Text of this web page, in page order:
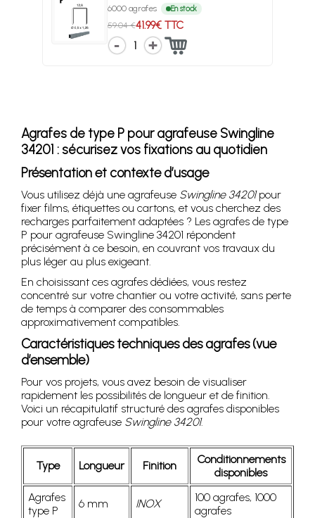
6000 agrafes En stock
59.04 €41.99€ TTC
1
Agrafes de type P pour agrafeuse Swingline
34201 : sécurisez vos fixations au quotidien
Présentation et contexte d’usage
Vous utilisez déjà une agrafeuse Swingline 34201pour
fixer films, étiquettes ou cartons, et vous cherchez des
recharges parfaitement adaptées ? Les agrafes de type
P pour agrafeuse Swingline 34201 répondent
précisément à ce besoin, en couvrant vos travaux du
plus léger au plus exigeant.
En choisissant ces agrafes dédiées, vous restez
concentré sur votre chantier ou votre activité, sans perte
de temps à comparer des consommables
approximativement compatibles.
Caractéristiques techniques des agrafes (vue
d’ensemble)
Pour vos projets, vous avez besoin de visualiser
rapidement les possibilités de longueur et de finition.
Voici un récapitulatif structuré des agrafes disponibles
pour votre agrafeuse Swingline 34201.
Type Longueur Finition
Conditionnements
disponibles
Agrafes
type P
6 mm INOX
100 agrafes, 1000
agrafes